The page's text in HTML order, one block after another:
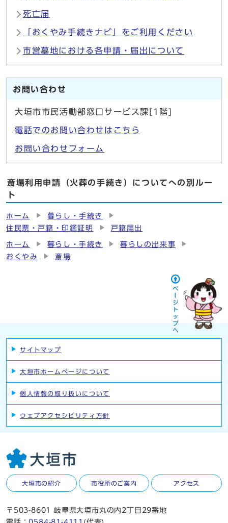
死亡届
「おくやみ手続きナビ」をご利用ください
市営墓地における各申請・届出について
お問い合わせ
大垣市市民活動部窓口サービス課[1階]
電話でのお問い合わせはこちら
お問い合わせフォーム
斎場利用申請（火葬の手続き）についてへの別ルー
ト
ホーム
暮らし・手続き
住民票・戸籍・印鑑証明
戸籍届出
ホーム 暮らし・手続き
暮らしの出来事
おくやみ
斎場
サイトマップ
大垣市ホームページについて
個人情報の取り扱いについて
ウェブアクセシビリティ方針
大垣市の紹介 市役所のご案内 アクセス
〒503-8601 岐阜県大垣市丸の内2丁目29番地